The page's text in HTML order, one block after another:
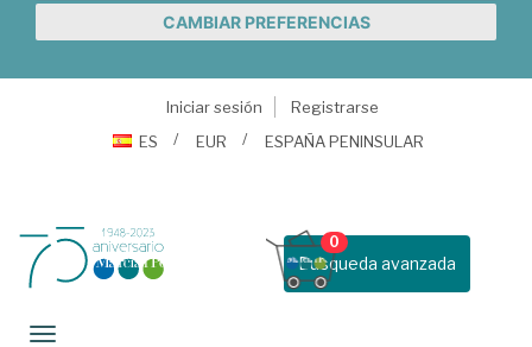
CAMBIAR PREFERENCIAS
Iniciar sesión
Registrarse
ES
EUR ESPAÑA PENINSULAR
Busqueda avanzada
0
Toggle navigation